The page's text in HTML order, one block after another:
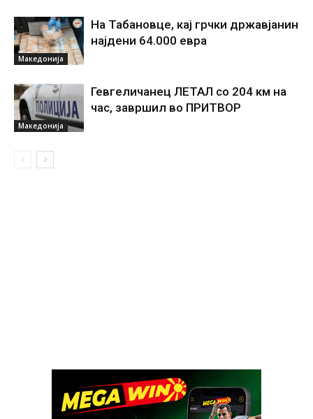
Македонија
На Табановце, кај грчки државјанин
најдени 64.000 евра
Македонија
Гевгеличанец ЛЕТАЛ со 204 км на
час, завршил во ПРИТВОР